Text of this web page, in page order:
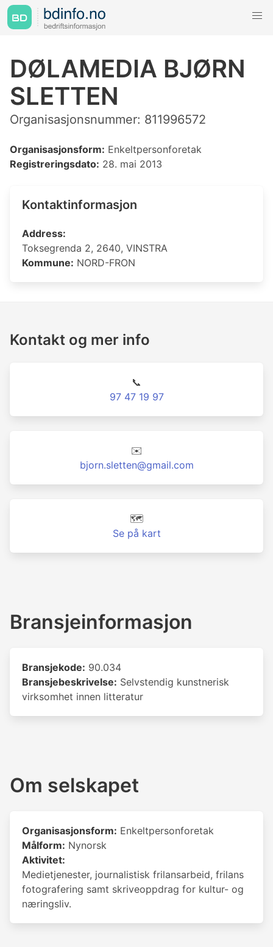
DØLAMEDIA BJØRN
SLETTEN
Organisasjonsnummer: 811996572
Organisasjonsform: Enkeltpersonforetak
Registreringsdato: 28. mai 2013
Kontaktinformasjon
Address:
Toksegrenda 2, 2640, VINSTRA
Kommune: NORD-FRON
Kontakt og mer info
📞
97 47 19 97
✉️
bjorn.sletten@gmail.com
🗺️
Se på kart
Bransjeinformasjon
Bransjekode: 90.034
Bransjebeskrivelse: Selvstendig kunstnerisk
virksomhet innen litteratur
Om selskapet
Organisasjonsform: Enkeltpersonforetak
Målform: Nynorsk
Aktivitet:
Medietjenester, journalistisk frilansarbeid, frilans
fotografering samt skriveoppdrag for kultur- og
næringsliv.